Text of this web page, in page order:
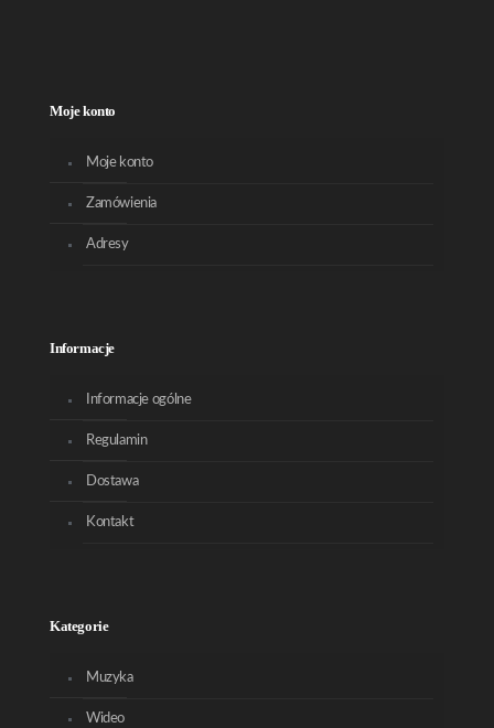
Moje konto
Moje konto
Zamówienia
Adresy
Informacje
Informacje ogólne
Regulamin
Dostawa
Kontakt
Kategorie
Muzyka
Wideo